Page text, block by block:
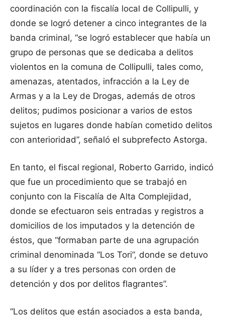
coordinación con la fiscalía local de Collipulli, y
donde se logró detener a cinco integrantes de la
banda criminal, “se logró establecer que había un
grupo de personas que se dedicaba a delitos
violentos en la comuna de Collipulli, tales como,
amenazas, atentados, infracción a la Ley de
Armas y a la Ley de Drogas, además de otros
delitos; pudimos posicionar a varios de estos
sujetos en lugares donde habían cometido delitos
con anterioridad”, señaló el subprefecto Astorga.
En tanto, el fiscal regional, Roberto Garrido, indicó
que fue un procedimiento que se trabajó en
conjunto con la Fiscalía de Alta Complejidad,
donde se efectuaron seis entradas y registros a
domicilios de los imputados y la detención de
éstos, que “formaban parte de una agrupación
criminal denominada “Los Tori”, donde se detuvo
a su líder y a tres personas con orden de
detención y dos por delitos flagrantes”.
“Los delitos que están asociados a esta banda,